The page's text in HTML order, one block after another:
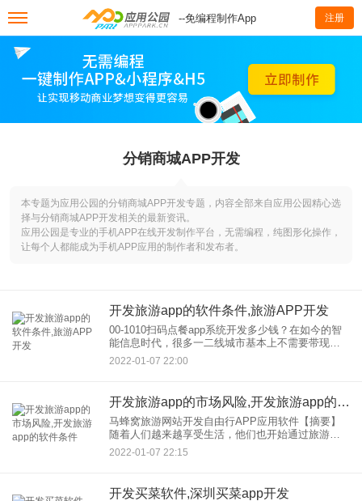
--免编程制作App 注册
分销商城APP开发
本专题为应用公园的分销商城APP开发专题，内容全部来自应用公园精心选
择与分销商城APP开发相关的最新资讯。
应用公园是专业的手机APP在线开发制作平台，无需编程，纯图形化操作，
让每个人都能成为手机APP应用的制作者和发布者。
开发旅游app的软件条件,旅游APP开发
00-1010扫码点餐app系统开发多少钱？在如今的智
能信息时代，很多一二线城市基本上不需要带现金
出门，几乎所有行业都在紧跟时代潮流，所以没有
必要花费更多的时间等待，这给消费者带来了更大
2022-01-07 22:00
开发旅游app的市场风险,开发旅游app的软件条件
马蜂窝旅游网站开发自由行APP应用软件【摘要】
随着人们越来越享受生活，他们也开始通过旅游来
体验生活。当新兴的免费出行模式出现时，马蜂窝
出行网站也在移动APP时代使用APP应用软件，为
2022-01-07 22:15
开发买菜软件,深圳买菜app开发